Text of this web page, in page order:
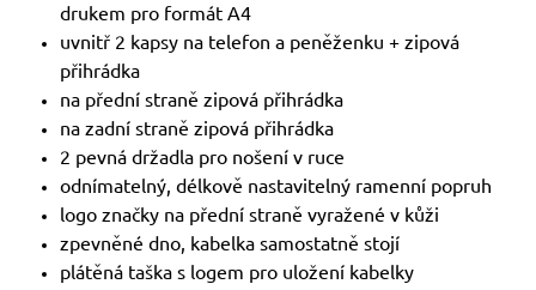
drukem pro formát A4
uvnitř 2 kapsy na telefon a peněženku + zipová
přihrádka
na přední straně zipová přihrádka
na zadní straně zipová přihrádka
2 pevná držadla pro nošení v ruce
odnímatelný, délkově nastavitelný ramenní popruh
logo značky na přední straně vyražené v kůži
zpevněné dno, kabelka samostatně stojí
plátěná taška s logem pro uložení kabelky